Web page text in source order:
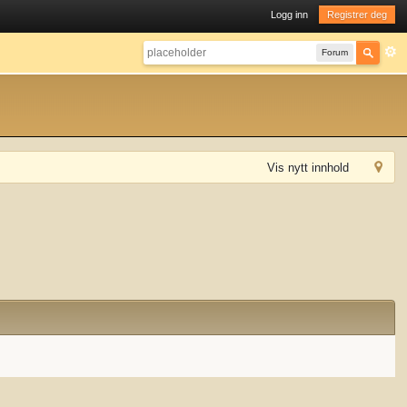
Logg inn Registrer deg
Forum
Vis nytt innhold